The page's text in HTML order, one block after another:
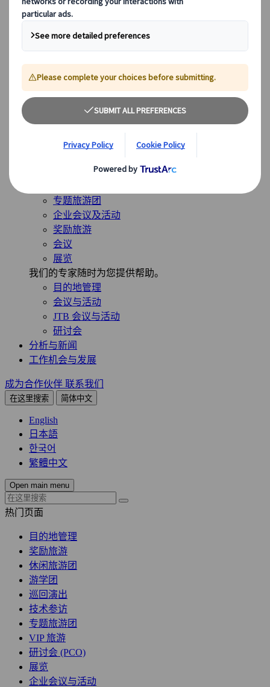
全球最受欢迎的目的地
日本
美国
加拿大
澳大利亚
我们的解决方案
我们的解决方案
探索我们多样化的解决方案，并认识我们的专业业务单
位，随时为您的旅程提供指导。
专题旅游团
企业会议及活动
奖励旅游
会议
展览
我们的专家随时为您提供帮助。
目的地管理
会议与活动
JTB 会议与活动
研讨会
分析与新闻
工作机会与发展
成为合作伙伴 联系我们
在这里搜索 简体中文
English
日本語
한국어
繁體中文
Open main menu
热门页面
目的地管理
奖励旅游
休闲旅游团
游学团
巡回演出
技术参访
专题旅游团
VIP 旅游
研讨会 (PCO)
展览
企业会议与活动